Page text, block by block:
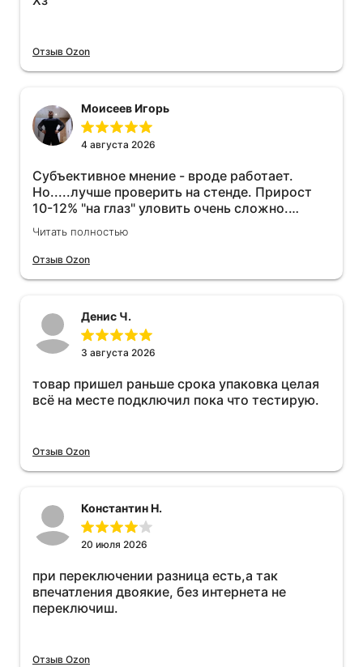
Отзыв Ozon
Моисеев Игорь
4 августа 2026
Субъективное мнение - вроде работает.
Но.....лучше проверить на стенде. Прирост
10-12% "на глаз" уловить очень сложно.
Покатаюсь, потом отключу и посмотрю, что
будет 😁.
Читать полностью
Отзыв Ozon
Денис Ч.
3 августа 2026
товар пришел раньше срока упаковка целая
всё на месте подключил пока что тестирую.
Отзыв Ozon
Константин Н.
20 июля 2026
при переключении разница есть,а так
впечатления двоякие, без интернета не
переключиш.
Отзыв Ozon